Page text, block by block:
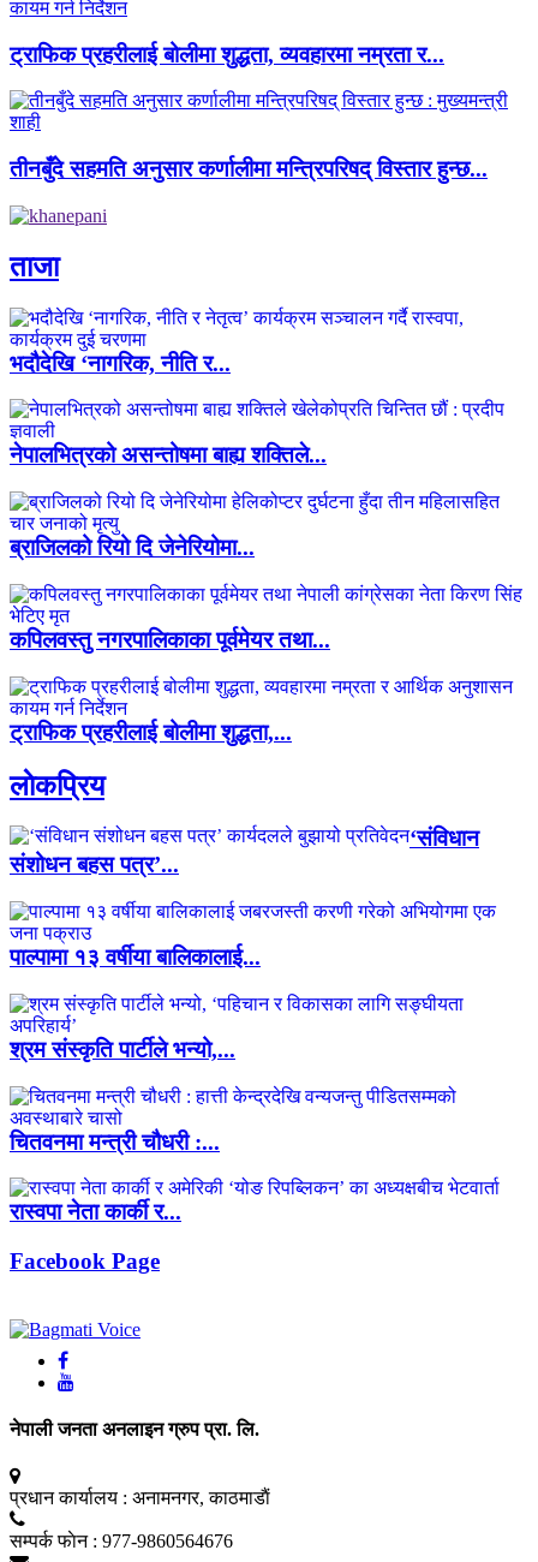
ट्राफिक प्रहरीलाई बोलीमा शुद्धता, व्यवहारमा नम्रता र...
तीनबुँदे सहमति अनुसार कर्णालीमा मन्त्रिपरिषद् विस्तार हुन्छ...
ताजा
भदौदेखि ‘नागरिक, नीति र...
नेपालभित्रको असन्तोषमा बाह्य शक्तिले...
ब्राजिलको रियो दि जेनेरियोमा...
कपिलवस्तु नगरपालिकाका पूर्वमेयर तथा...
ट्राफिक प्रहरीलाई बोलीमा शुद्धता,...
लाेकप्रिय
‘संविधान
संशोधन बहस पत्र’...
पाल्पामा १३ वर्षीया बालिकालाई...
श्रम संस्कृति पार्टीले भन्यो,...
चितवनमा मन्त्री चौधरी :...
रास्वपा नेता कार्की र...
Facebook Page
नेपाली जनता अनलाइन ग्रुप प्रा. लि.
प्रधान कार्यालय : अनामनगर, काठमाडाैं
सम्पर्क फाेन : 977-9860564676